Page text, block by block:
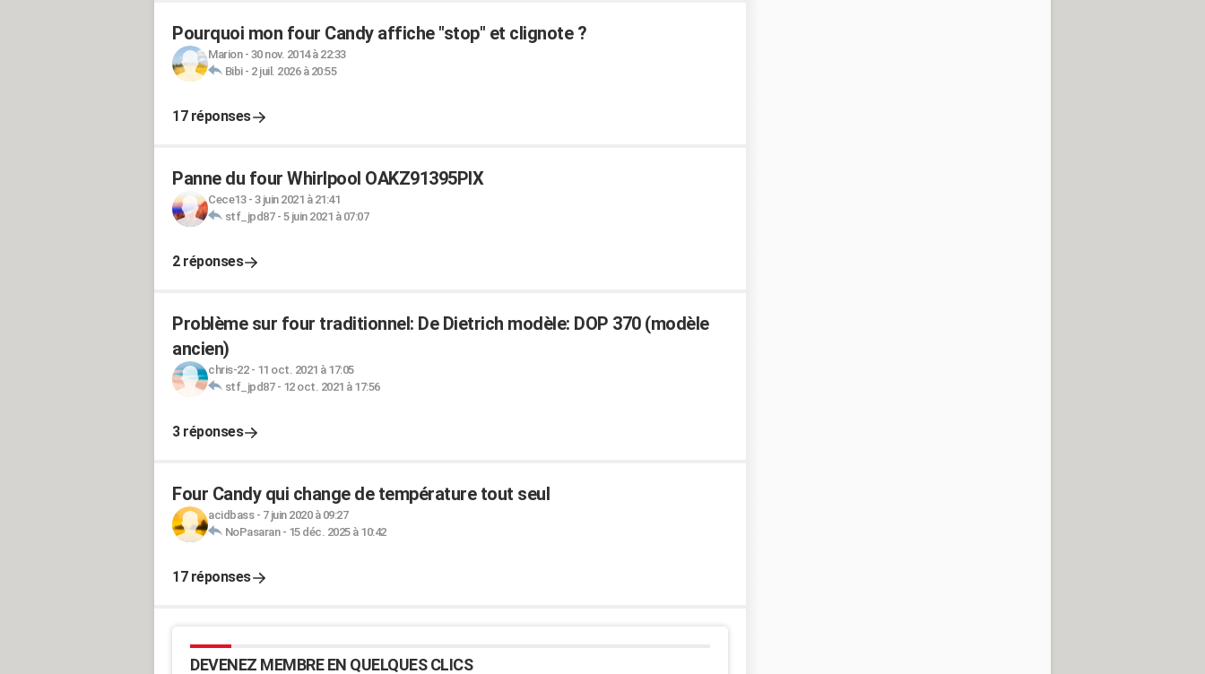
Pourquoi mon four Candy affiche "stop" et clignote ?
Marion- 30 nov. 2014 à 22:33
Bibi- 2 juil. 2026 à 20:55
17 réponses
Panne du four Whirlpool OAKZ91395PIX
Cece13- 3 juin 2021 à 21:41
stf_jpd87- 5 juin 2021 à 07:07
2 réponses
Problème sur four traditionnel: De Dietrich modèle: DOP 370 (modèle
ancien)
chris-22- 11 oct. 2021 à 17:05
stf_jpd87- 12 oct. 2021 à 17:56
3 réponses
Four Candy qui change de température tout seul
acidbass- 7 juin 2020 à 09:27
NoPasaran- 15 déc. 2025 à 10:42
17 réponses
DEVENEZ MEMBRE EN QUELQUES CLICS